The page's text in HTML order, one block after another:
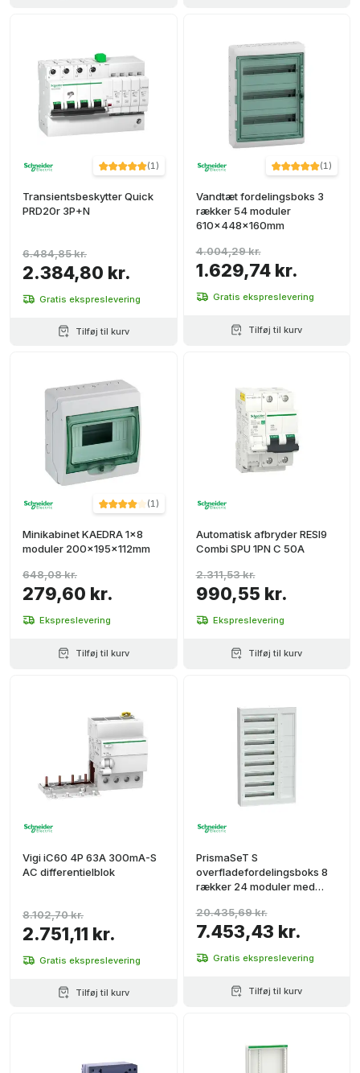
(1)
Transientsbeskytter Quick
PRD20r 3P+N
2.384,80 kr.
6.484,85 kr.
Gratis ekspreslevering
Tilføj til kurv
(1)
Vandtæt fordelingsboks 3
rækker 54 moduler
610x448x160mm
1.629,74 kr.
4.004,29 kr.
Gratis ekspreslevering
Tilføj til kurv
(1)
Minikabinet KAEDRA 1x8
moduler 200x195x112mm
279,60 kr.
648,08 kr.
Ekspreslevering
Tilføj til kurv
Automatisk afbryder RESI9
Combi SPU 1PN C 50A
990,55 kr.
2.311,53 kr.
Ekspreslevering
Tilføj til kurv
Vigi iC60 4P 63A 300mA-S
AC differentielblok
2.751,11 kr.
8.102,70 kr.
Gratis ekspreslevering
Tilføj til kurv
PrismaSeT S
overfladefordelingsboks 8
rækker 24 moduler med
7.453,43 kr.
20.435,69 kr.
Gratis ekspreslevering
Tilføj til kurv